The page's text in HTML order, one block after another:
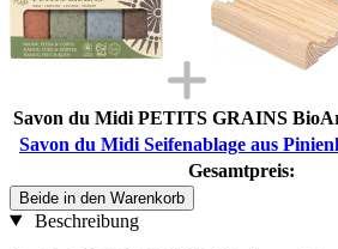
Savon du Midi PETITS GRAINS
Savon du Midi Seifenablage aus
Gesamtpreis:
Beide in den Warenkorb
Beschreibung